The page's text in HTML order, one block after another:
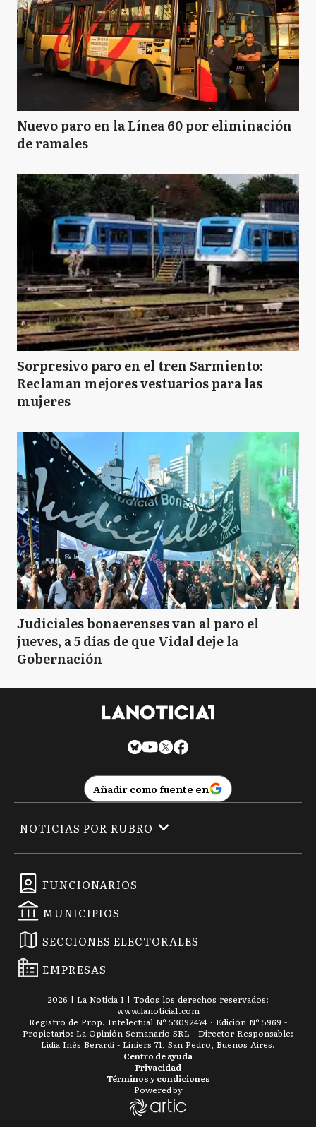
Nuevo paro en la Línea 60 por eliminación
de ramales
Sorpresivo paro en el tren Sarmiento:
Reclaman mejores vestuarios para las
mujeres
Judiciales bonaerenses van al paro el
jueves, a 5 días de que Vidal deje la
Gobernación
Añadir como fuente en
FUNCIONARIOS
MUNICIPIOS
SECCIONES ELECTORALES
EMPRESAS
NOTICIAS POR RUBRO
2026 | La Noticia 1 | Todos los derechos reservados:
www.lanoticia1.com
Registro de Prop. Intelectual Nº 53092474 · Edición Nº 5969 -
Propietario: La Opinión Semanario SRL - Director Responsable:
Lidia Inés Berardi - Liniers 71, San Pedro, Buenos Aires.
Términos y condiciones
Privacidad
Centro de ayuda
Powered by